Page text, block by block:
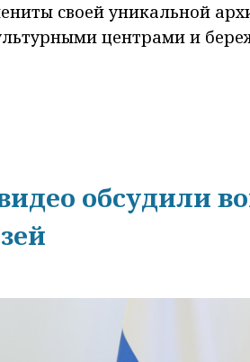
своей уникальной
центрами и
обсудили